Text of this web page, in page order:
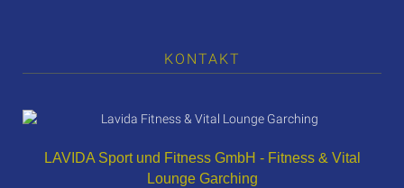
KONTAKT
LAVIDA Sport und Fitness GmbH - Fitness & Vital
Lounge Garching